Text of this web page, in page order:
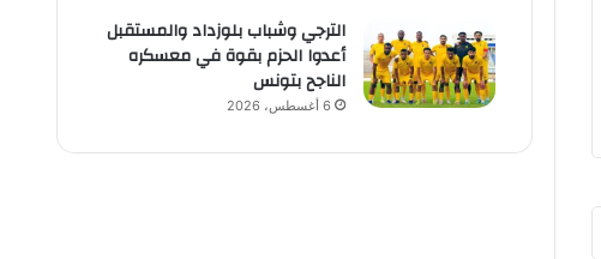
الترجي وشباب بلوزداد والمستقبل
أعدوا الحزم بقوة في معسكره
الناجح بتونس
6 أغسطس، 2026